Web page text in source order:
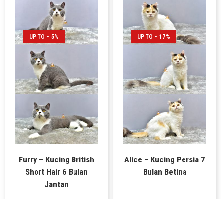
UP TO - 5%
Furry – Kucing British
Short Hair 6 Bulan
Jantan
UP TO - 17%
Alice – Kucing Persia 7
Bulan Betina